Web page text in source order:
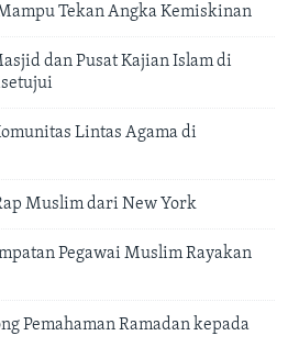
Tekan Angka Kemiskinan
dan Pusat Kajian Islam di
Lintas Agama di
Muslim dari New York
Pegawai Muslim Rayakan
Pemahaman Ramadan kepada